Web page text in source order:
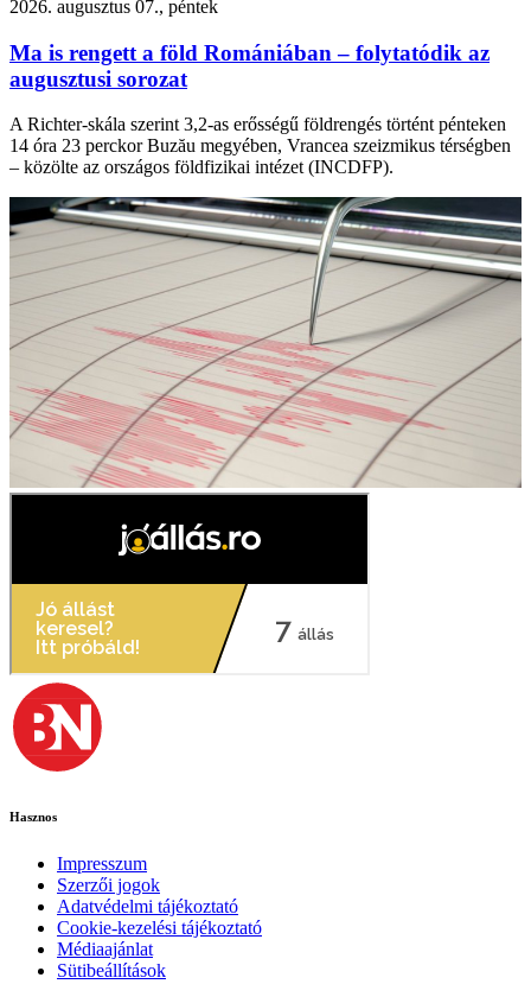
2026. augusztus 07., péntek
Ma is rengett a föld Romániában – folytatódik az
augusztusi sorozat
A Richter-skála szerint 3,2-as erősségű földrengés történt pénteken
14 óra 23 perckor Buzău megyében, Vrancea szeizmikus térségben
– közölte az országos földfizikai intézet (INCDFP).
Hasznos
Impresszum
Szerzői jogok
Adatvédelmi tájékoztató
Cookie-kezelési tájékoztató
Médiaajánlat
Sütibeállítások